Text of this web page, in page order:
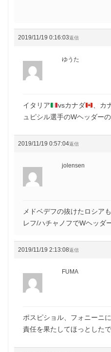
2019/11/19 0:16:03返信
ゆうた
イタリア vsカナダ
、
ュピシル選手のWヘッダー
2019/11/19 0:57:04返信
jolensen
メドベデフの抜けたロシア
レフ/ハチャノフでWヘッダ
2019/11/19 2:13:08返信
FUMA
ポスピショル、フォニーニ
責任を果たしてほっとした